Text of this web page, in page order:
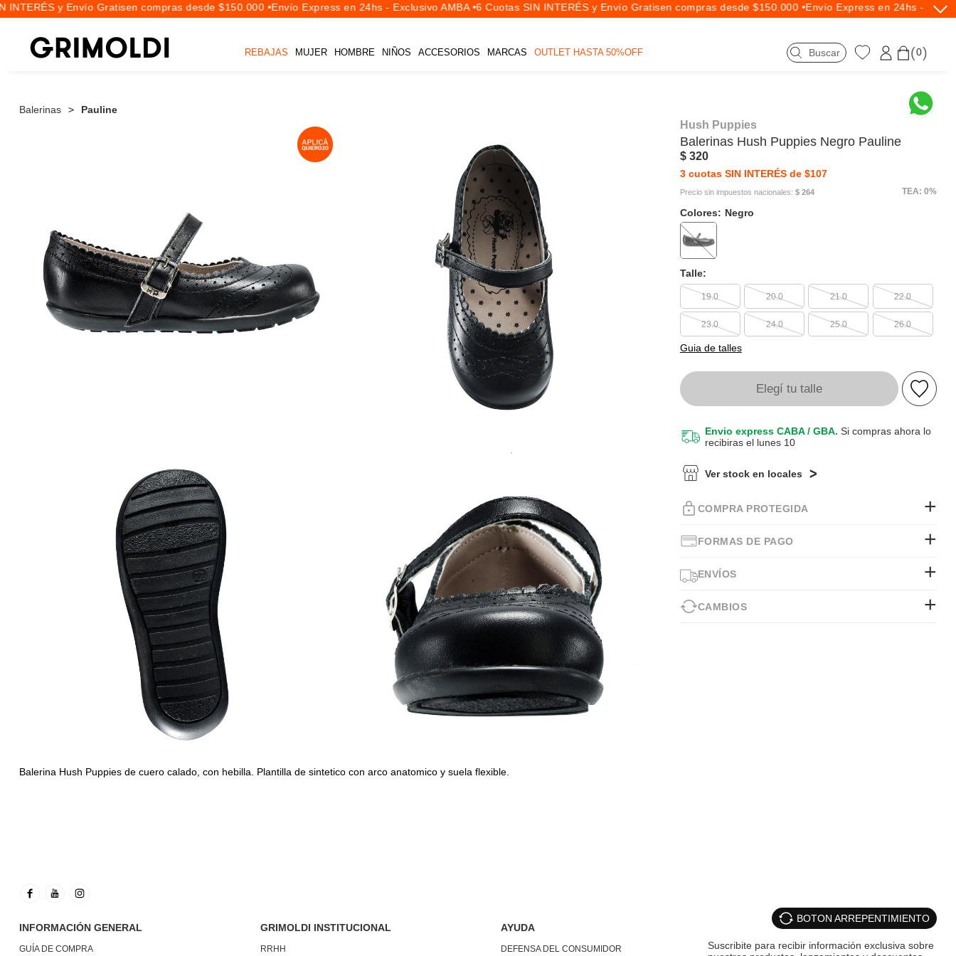
REBAJAS MUJER HOMBRE NIÑOS ACCESORIOS MARCAS OUTLET HASTA 50%OFF
y Envío Gratisen compras desde $150.000 •Envío Express en 24hs - Exclusivo AMBA •6 Cuotas SIN INTERÉS y Envío Gratisen compras desde $150.000 •Envío Express en 24hs -
0
Balerinas Pauline
Balerina Hush Puppies de cuero calado, con hebilla. Plantilla de sintetico con arco anatomico y suela flexible.
Hush Puppies
Balerinas Hush Puppies Negro Pauline
$ 320
3 cuotas SIN INTERÉS de $107
Precio sin impuestos nacionales: $ 264 TEA: 0%
Colores: Negro
Talle:
Guia de talles
19.0 20.0 21.0 22.0
23.0 24.0 25.0 26.0
Elegí tu talle
Envio express CABA / GBA. Si compras ahora lo
recibiras el lunes 10
Ver stock en locales
COMPRA PROTEGIDA
FORMAS DE PAGO
ENVÍOS
CAMBIOS
INFORMACIÓN GENERAL
GUÍA DE COMPRA
GRIMOLDI INSTITUCIONAL
RRHH
AYUDA
DEFENSA DEL CONSUMIDOR
BOTON ARREPENTIMIENTO